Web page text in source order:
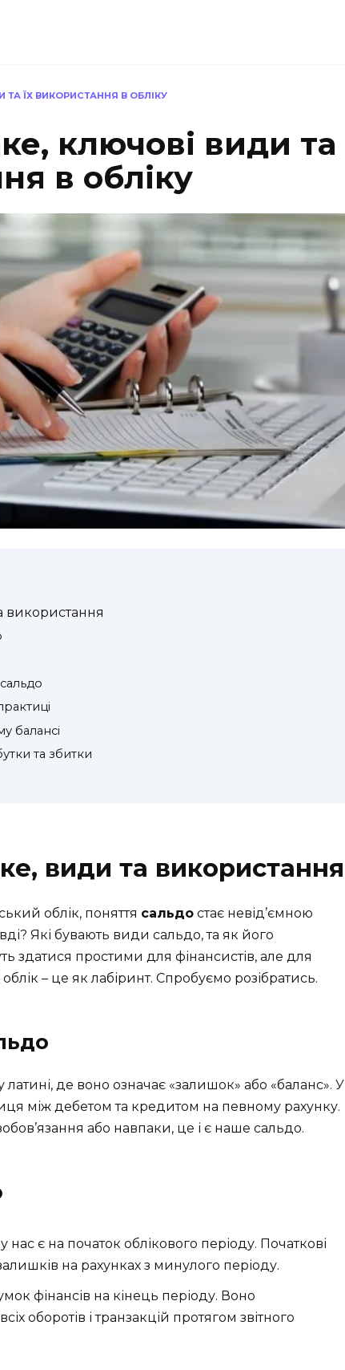
ЇХ ВИКОРИСТАННЯ В ОБЛІКУ
ключові види та
в обліку
використання
балансі
та збитки
види та використання
облік, поняття сальдо стає невід’ємною
Які бувають види сальдо, та як його
здатися простими для фінансистів, але для
– це як лабіринт. Спробуємо розібратись.
де воно означає «залишок» або «баланс». У
між дебетом та кредитом на певному рахунку.
або навпаки, це і є наше сальдо.
нас є на початок облікового періоду. Початкові
на рахунках з минулого періоду.
фінансів на кінець періоду. Воно
оборотів і транзакцій протягом звітного